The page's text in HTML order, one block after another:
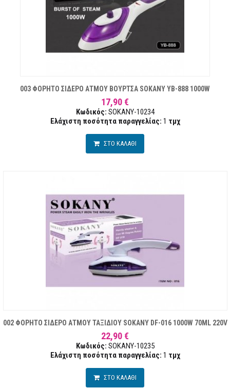
003 ΦΟΡΗΤΟ ΣΙΔΕΡΟ ΑΤΜΟΥ ΒΟΥΡΤΣΑ SOKANY YB-888 1000W
17,90 €
Κωδικός: SOKANY-10234
Ελάχιστη ποσότητα παραγγελίας: 1 τμχ
ΣΤΟ ΚΑΛΑΘΙ
002 ΦΟΡΗΤΟ ΣΙΔΕΡΟ ΑΤΜΟΥ ΤΑΞΙΔΙΟΥ SOKANY DF-016 1000W 70ML 220V
22,90 €
Κωδικός: SOKANY-10235
Ελάχιστη ποσότητα παραγγελίας: 1 τμχ
ΣΤΟ ΚΑΛΑΘΙ